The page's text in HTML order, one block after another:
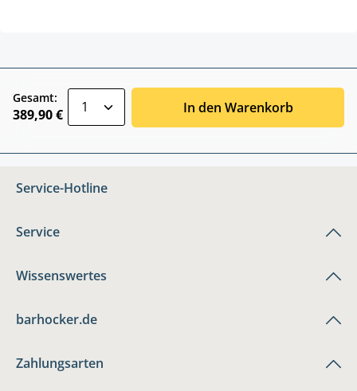
Gesamt:
389,90 € In den Warenkorb
Service-Hotline
Service
Wissenswertes
barhocker.de
Zahlungsarten